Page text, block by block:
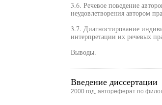
3.6. Речевое поведение
неудовлетворения автором
3.7. Диагностирование
интерпретации их речевых
Выводы.
Введение диссертации
2000 год, автореферат по